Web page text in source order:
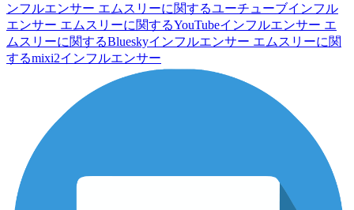
ンフルエンサー エムスリーに関するユーチューブインフル
エンサー エムスリーに関するYouTubeインフルエンサー エ
ムスリーに関するBlueskyインフルエンサー エムスリーに関
するmixi2インフルエンサー